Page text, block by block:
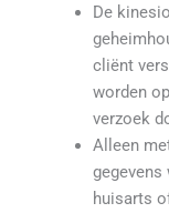
De
cliënt
worden
verzoek
Alleen
gegevens
huisarts